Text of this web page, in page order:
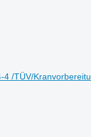
/TÜV/